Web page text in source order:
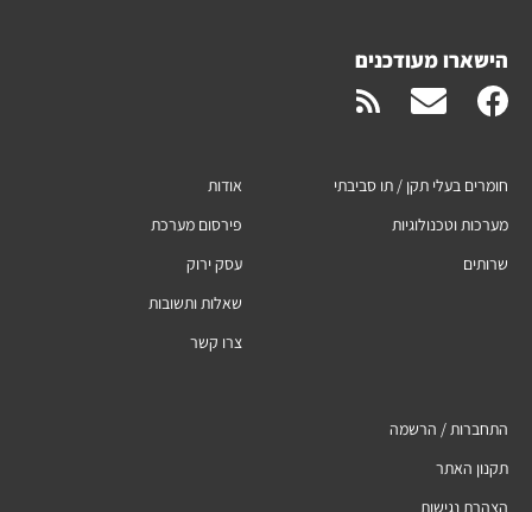
חומרים בעלי תקן / תו סביבתי
מערכות וטכנולוגיות
שרותים
אודות
פירסום מערכת
עסק ירוק
שאלות ותשובות
צרו קשר
התחברות / הרשמה
תקנון האתר
הצהרת נגישות
הישארו מעודכנים